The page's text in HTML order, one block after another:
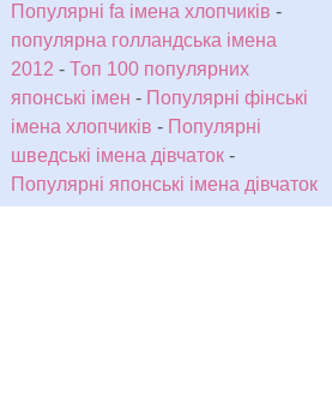
Популярні fa імена хлопчиків -
популярна голландська імена
2012 - Топ 100 популярних
японські імен - Популярні фінські
імена хлопчиків - Популярні
шведські імена дівчаток -
Популярні японські імена дівчаток